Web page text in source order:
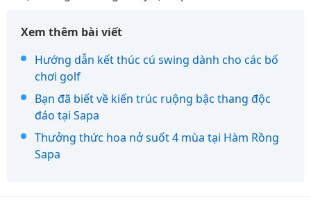
Xem thêm bài viết
Hướng dẫn kết thúc cú swing dành cho các bố
chơi golf
Bạn đã biết về kiến trúc ruộng bậc thang độc
đáo tại Sapa
Thưởng thức hoa nở suốt 4 mùa tại Hàm Rồng
Sapa